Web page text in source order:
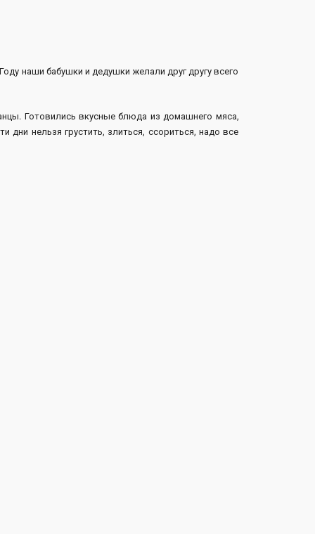
наши бабушки и дедушки желали друг другу всего
Готовились вкусные блюда из домашнего мяса,
дни нельзя грустить, злиться, ссориться, надо все